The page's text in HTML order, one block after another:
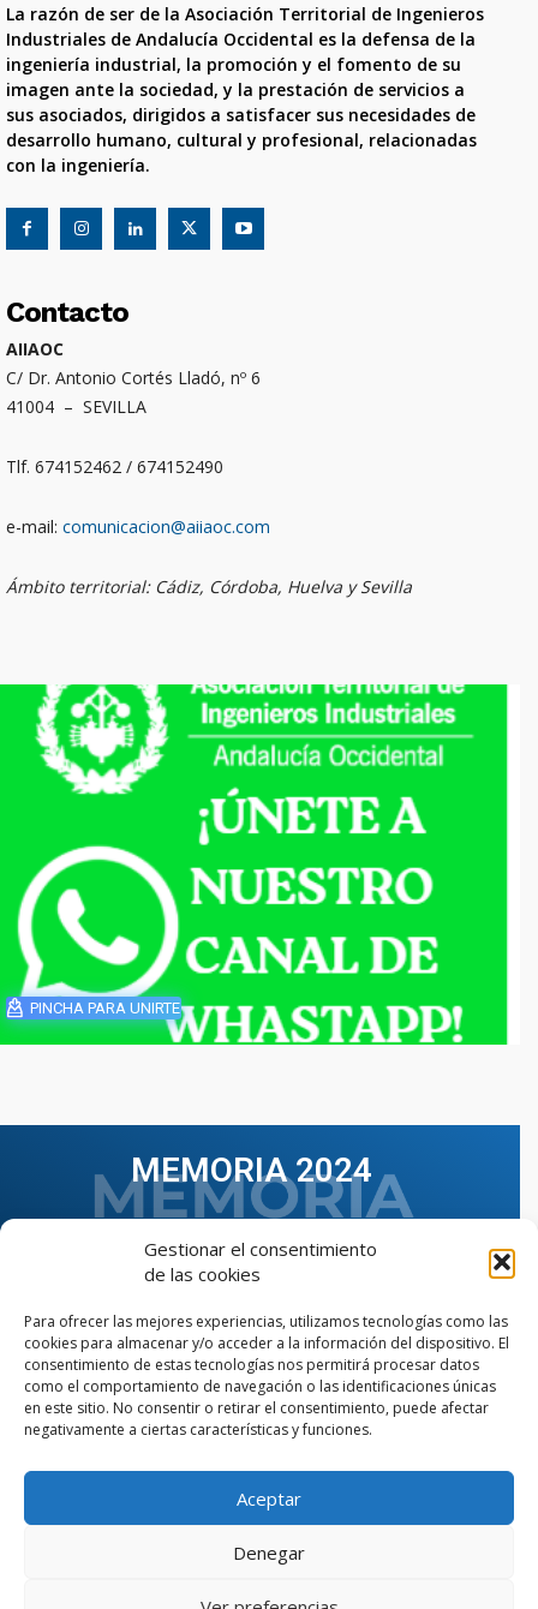
Gestionar el consentimiento
de las cookies
Para ofrecer las mejores experiencias, utilizamos tecnologías como las
cookies para almacenar y/o acceder a la información del dispositivo. El
consentimiento de estas tecnologías nos permitirá procesar datos
como el comportamiento de navegación o las identificaciones únicas
en este sitio. No consentir o retirar el consentimiento, puede afectar
negativamente a ciertas características y funciones.
Aceptar
Denegar
La razón de ser de la Asociación Territorial de Ingenieros
Industriales de Andalucía Occidental es la defensa de la
ingeniería industrial, la promoción y el fomento de su
imagen ante la sociedad, y la prestación de servicios a
sus asociados, dirigidos a satisfacer sus necesidades de
desarrollo humano, cultural y profesional, relacionadas
con la ingeniería.
Contacto
AIIAOC
C/ Dr. Antonio Cortés Lladó, nº 6
41004 – SEVILLA
Tlf. 674152462 / 674152490
e-mail: comunicacion@aiiaoc.com
Ámbito territorial: Cádiz, Córdoba, Huelva y Sevilla
PINCHA PARA UNIRTE
MEMORIA 2024
VER TODAS LAS MEMORIAS
© Copyright © 2023 AIIAOC - Asociación Territorial de